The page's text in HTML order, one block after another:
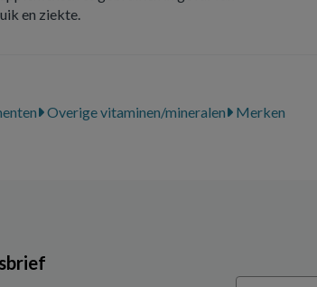
en ziekte.
Overige vitaminen/mineralen Merken
Email